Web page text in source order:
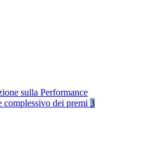
sulla Performance
complessivo dei premi 3